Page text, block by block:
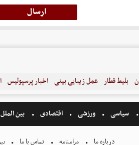
بلیط قطار عمل زیبایی بینی اخبار پرسپولیس
سیاسی ورزشی اقتصادی بین الملل
درباره ما مرامنامه تماس با ما